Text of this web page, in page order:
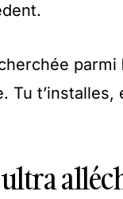
parmi
t’installes,